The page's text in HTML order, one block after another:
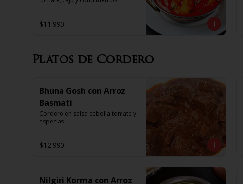
$11.990
Platos de Cordero
Bhuna Gosh con Arroz
Basmati
Cordero en salsa cebolla tomate y
especias
$12.990
Nilgiri Korma con Arroz